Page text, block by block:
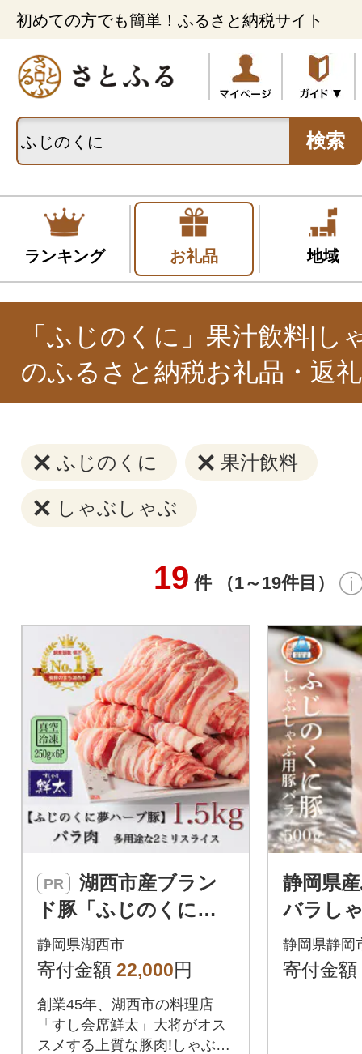
初めての方でも簡単！ふるさと納税サイト
検索
ランキング お礼品 地域
「ふじのくに」果汁飲料|し
のふるさと納税お礼品・返
ふじのくに 果汁飲料
しゃぶしゃぶ
19 件 （1～19件目）
PR
ド豚「ふじのくに夢
ハーブ豚」バラ肉2ミ
リスライス1.5Kg(250
静岡県湖西市
寄付金額 22,000円
創業45年、湖西市の料理店
「すし会席鮮太」大将がオス
スメする上質な豚肉!しゃぶし
静岡県
バラし
00g
静岡県静岡
寄付金額